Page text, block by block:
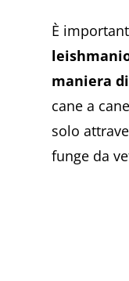
È
maniera
cane a
solo
funge da